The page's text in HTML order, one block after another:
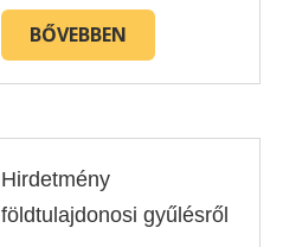
BŐVEBBEN
Hirdetmény
földtulajdonosi gyűlésről